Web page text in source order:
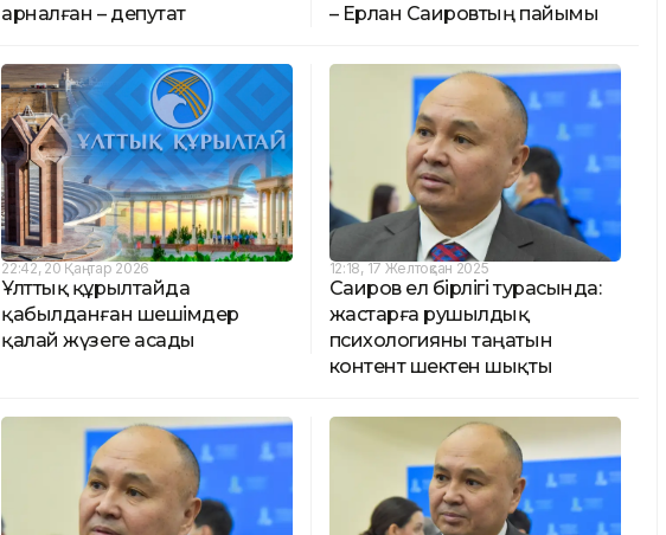
арналған – депутат
– Ерлан Саировтың пайымы
22:42, 20 Қаңтар 2026
Ұлттық құрылтайда
қабылданған шешімдер
қалай жүзеге асады
12:18, 17 Желтоқсан 2025
Саиров ел бірлігі турасында:
жастарға рушылдық
психологияны таңатын
контент шектен шықты